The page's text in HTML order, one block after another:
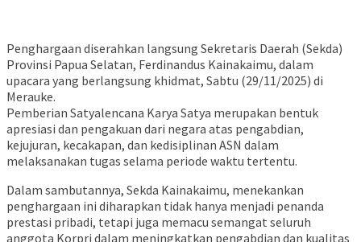
​Penghargaan diserahkan langsung Sekretaris Daerah (Sekda)
Provinsi Papua Selatan, Ferdinandus Kainakaimu, dalam
upacara yang berlangsung khidmat, Sabtu (29/11/2025) di
Merauke.
​Pemberian Satyalencana Karya Satya merupakan bentuk
apresiasi dan pengakuan dari negara atas pengabdian,
kejujuran, kecakapan, dan kedisiplinan ASN dalam
melaksanakan tugas selama periode waktu tertentu.
​Dalam sambutannya, Sekda Kainakaimu, menekankan
penghargaan ini diharapkan tidak hanya menjadi penanda
prestasi pribadi, tetapi juga memacu semangat seluruh
anggota Korpri dalam meningkatkan pengabdian dan kualitas